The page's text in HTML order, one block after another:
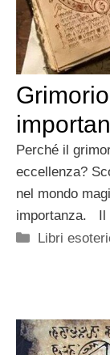
Perché il
eccellenza?
nel mondo
importanza. Il
Categorie
Libri